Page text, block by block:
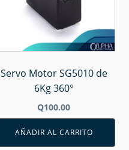
Servo Motor SG5010 de
6Kg 360°
Q100.00
AÑADIR AL CARRITO